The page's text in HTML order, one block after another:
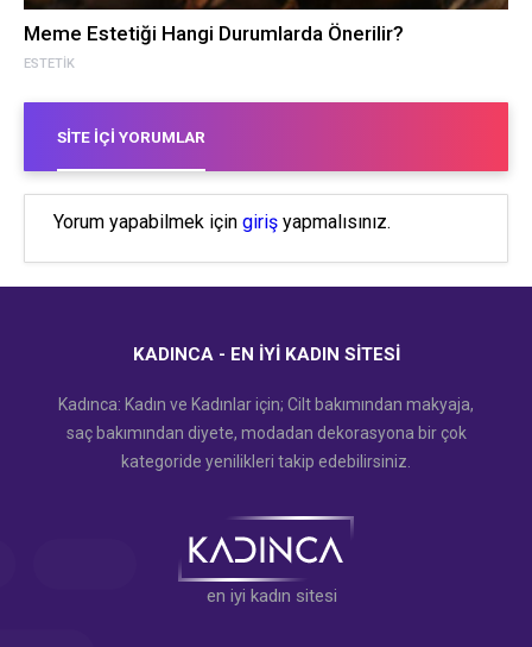
ESTETIK
Meme Estetiği Hangi Durumlarda Önerilir?
SITE İÇI YORUMLAR
Yorum yapabilmek için giriş yapmalısınız.
KADINCA - EN İYI KADIN SITESI
Kadınca: Kadın ve Kadınlar için; Cilt bakımından makyaja,
saç bakımından diyete, modadan dekorasyona bir çok
kategoride yenilikleri takip edebilirsiniz.
en iyi kadın sitesi